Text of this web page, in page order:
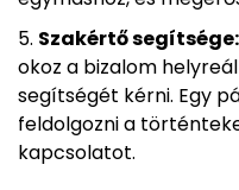
Szakértő segítsége:
okoz a bizalom
segítségét kérni. Egy
feldolgozni a
kapcsolatot.